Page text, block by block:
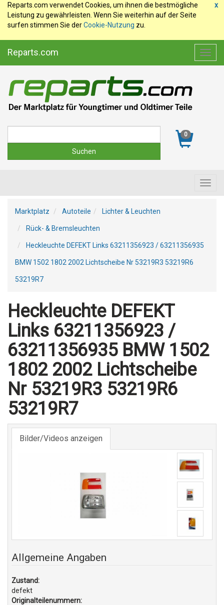
x
Reparts.com verwendet Cookies, um ihnen die bestmögliche
Leistung zu gewährleisten. Wenn Sie weiterhin auf der Seite
surfen stimmen Sie derCookie-Nutzung zu.
Reparts.com
0
Marktplatz Autoteile Lichter & Leuchten
Rück- & Bremsleuchten
Heckleuchte DEFEKT Links 63211356923 / 63211356935
BMW 1502 1802 2002 Lichtscheibe Nr 53219R3 53219R6
53219R7
Heckleuchte DEFEKT
Links 63211356923 /
63211356935 BMW 1502
1802 2002 Lichtscheibe
Nr 53219R3 53219R6
53219R7
Bilder/Videos anzeigen
Allgemeine Angaben
Zustand:
defekt
Originalteilenummern: